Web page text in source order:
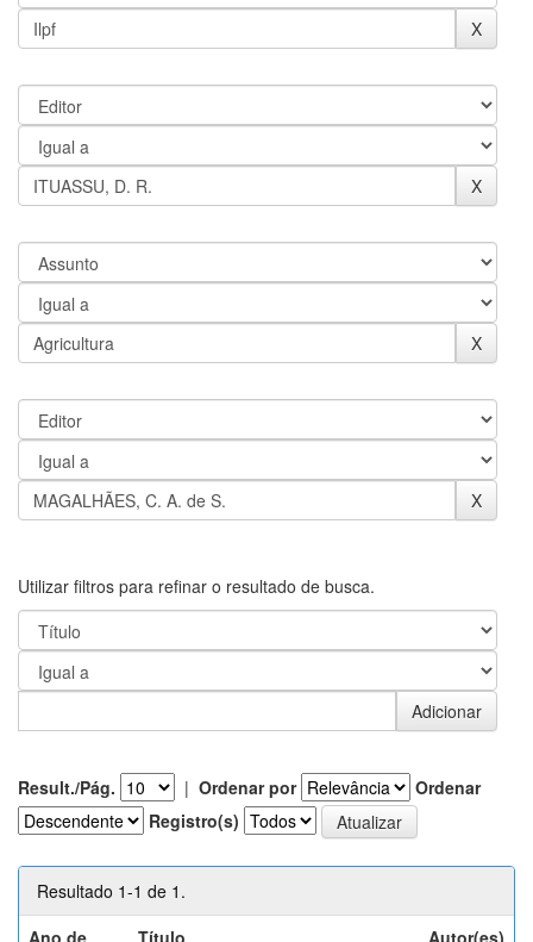
Utilizar filtros para refinar o resultado de busca.
Result./Pág. | Ordenar por
Ordenar
Registro(s)
Resultado 1-1 de 1.
Ano de
Título Autor(es)